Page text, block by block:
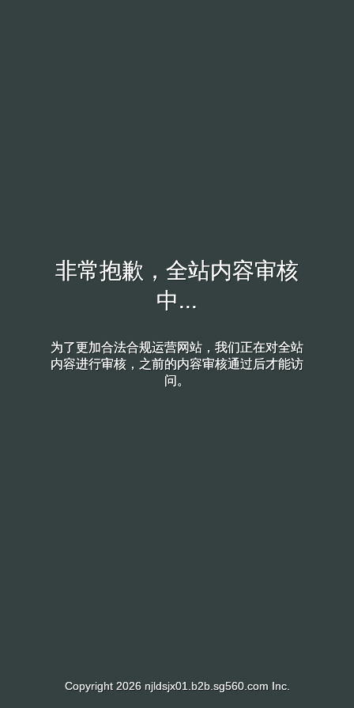
非常抱歉，全站内容审核
中...
为了更加合法合规运营网站，我们正在对全站
内容进行审核，之前的内容审核通过后才能访
问。
Copyright 2026 njldsjx01.b2b.sg560.com Inc.
非常抱歉，全站内容审核
中...
为了更加合法合规运营网站，我们正在对全站
内容进行审核，之前的内容审核通过后才能访
问。
Copyright 2026 njldsjx01.b2b.sg560.com Inc.